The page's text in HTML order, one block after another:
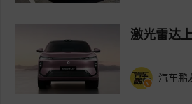
激光雷达
汽车鹏